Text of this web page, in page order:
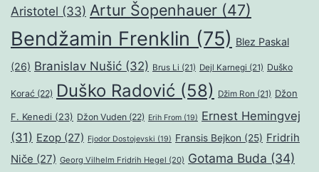
Aristotel (33) Artur Šopenhauer (47)
Bendžamin Frenklin (75) Blez Paskal
(26) Branislav Nušić (32) Brus Li (21) Dejl Karnegi (21) Duško
Korać (22) Duško Radović (58) Džim Ron (21) Džon
F. Kenedi (23) Džon Vuden (22) Erih From (19) Ernest Hemingvej
(31) Ezop (27) Fjodor Dostojevski (19) Fransis Bejkon (25) Fridrih
Niče (27) Georg Vilhelm Fridrih Hegel (20) Gotama Buda (34)